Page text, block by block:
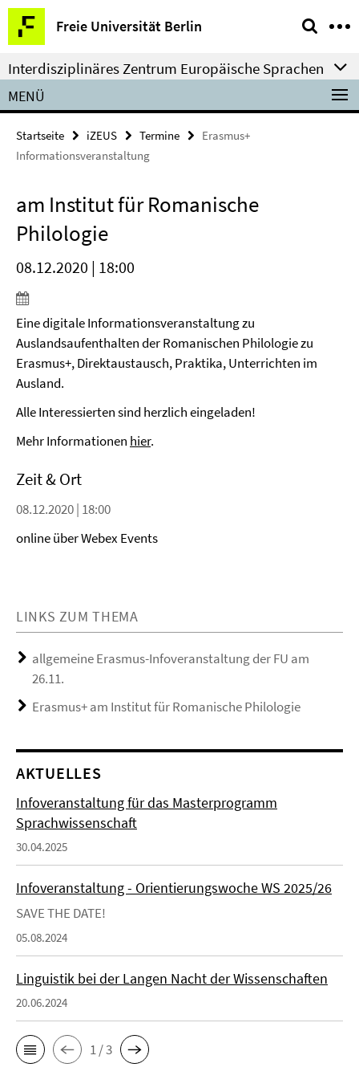
Springe
direkt
zu
Inhalt
Freie Universität Berlin
Service-
Navigation
Interdisziplinäres Zentrum Europäische Sprachen
MENÜ
Startseite iZEUS Termine
Erasmus+
Informationsveranstaltung
am Institut für Romanische
Philologie
08.12.2020 | 18:00
Eine digitale Informationsveranstaltung zu
Auslandsaufenthalten der Romanischen Philologie zu
Erasmus+, Direktaustausch, Praktika, Unterrichten im
Ausland.
Alle Interessierten sind herzlich eingeladen!
Mehr Informationen hier.
Zeit & Ort
08.12.2020 | 18:00
online über Webex Events
LINKS ZUM THEMA
allgemeine Erasmus-Infoveranstaltung der FU am
26.11.
Erasmus+ am Institut für Romanische Philologie
AKTUELLES
Infoveranstaltung für das Masterprogramm
Sprachwissenschaft
30.04.2025
Infoveranstaltung - Orientierungswoche WS 2025/26
SAVE THE DATE!
05.08.2024
Linguistik bei der Langen Nacht der Wissenschaften
20.06.2024
1 / 3